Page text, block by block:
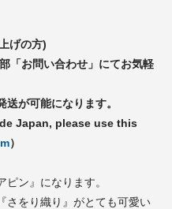
げの方)
「お問い合わせ」にてお気軽
送が可能になります。
Japan, please use this
）
ン』になります。
さをり織り』がとても可愛い